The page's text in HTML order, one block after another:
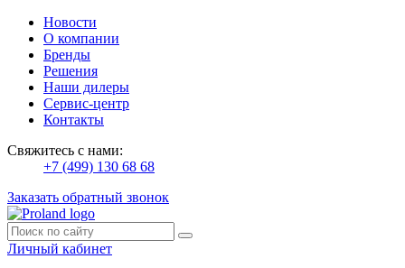
Новости
О компании
Бренды
Решения
Наши дилеры
Сервис-центр
Контакты
Свяжитесь с нами:
+7 (499) 130 68 68
Заказать обратный звонок
Личный кабинет